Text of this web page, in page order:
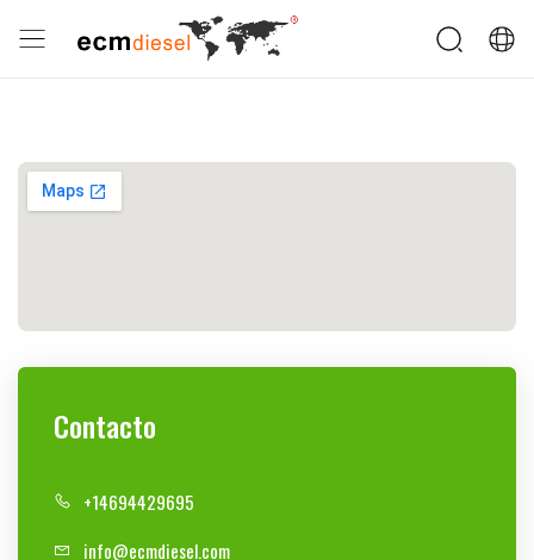
Contacto
+14694429695
info@ecmdiesel.com